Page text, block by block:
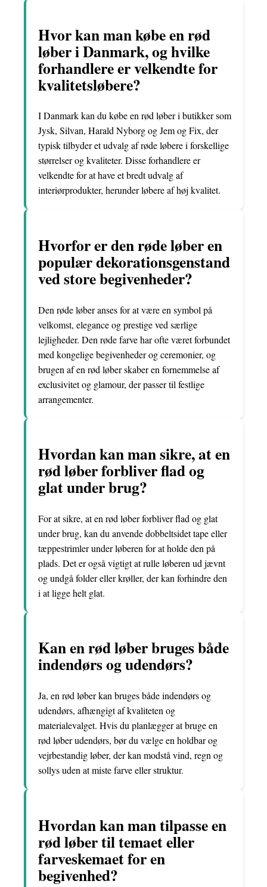
Hvor kan man købe en rød
løber i Danmark, og hvilke
forhandlere er velkendte for
kvalitetsløbere?
I Danmark kan du købe en rød løber i butikker som
Jysk, Silvan, Harald Nyborg og Jem og Fix, der
typisk tilbyder et udvalg af røde løbere i forskellige
størrelser og kvaliteter. Disse forhandlere er
velkendte for at have et bredt udvalg af
interiørprodukter, herunder løbere af høj kvalitet.
Hvorfor er den røde løber en
populær dekorationsgenstand
ved store begivenheder?
Den røde løber anses for at være en symbol på
velkomst, elegance og prestige ved særlige
lejligheder. Den røde farve har ofte været forbundet
med kongelige begivenheder og ceremonier, og
brugen af en rød løber skaber en fornemmelse af
exclusivitet og glamour, der passer til festlige
arrangementer.
Hvordan kan man sikre, at en
rød løber forbliver flad og
glat under brug?
For at sikre, at en rød løber forbliver flad og glat
under brug, kan du anvende dobbeltsidet tape eller
tæppestrimler under løberen for at holde den på
plads. Det er også vigtigt at rulle løberen ud jævnt
og undgå folder eller krøller, der kan forhindre den
i at ligge helt glat.
Kan en rød løber bruges både
indendørs og udendørs?
Ja, en rød løber kan bruges både indendørs og
udendørs, afhængigt af kvaliteten og
materialevalget. Hvis du planlægger at bruge en
rød løber udendørs, bør du vælge en holdbar og
vejrbestandig løber, der kan modstå vind, regn og
sollys uden at miste farve eller struktur.
Hvordan kan man tilpasse en
rød løber til temaet eller
farveskemaet for en
begivenhed?